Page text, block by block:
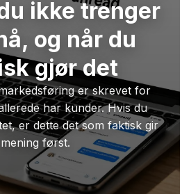
ikke trenger
og når du
gjør det
er skrevet for
har kunder. Hvis du
er dette det som faktisk gir
mening først.